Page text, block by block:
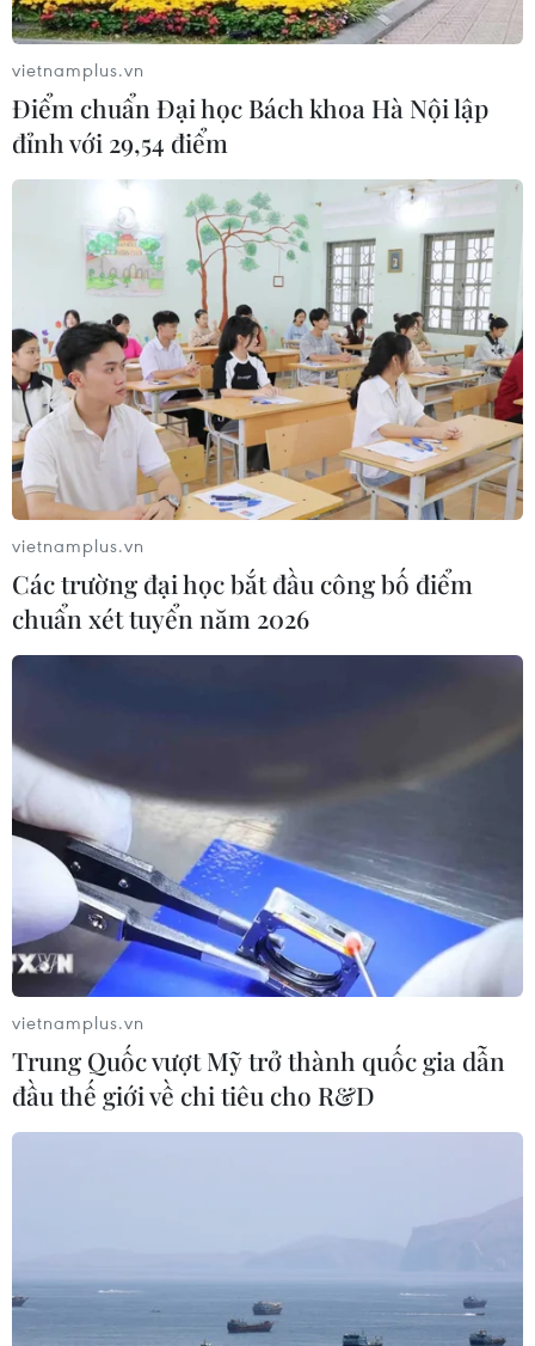
vietnamplus.vn
Điểm chuẩn Đại học Bách khoa Hà Nội lập
đỉnh với 29,54 điểm
vietnamplus.vn
Các trường đại học bắt đầu công bố điểm
chuẩn xét tuyển năm 2026
vietnamplus.vn
Trung Quốc vượt Mỹ trở thành quốc gia dẫn
đầu thế giới về chi tiêu cho R&D